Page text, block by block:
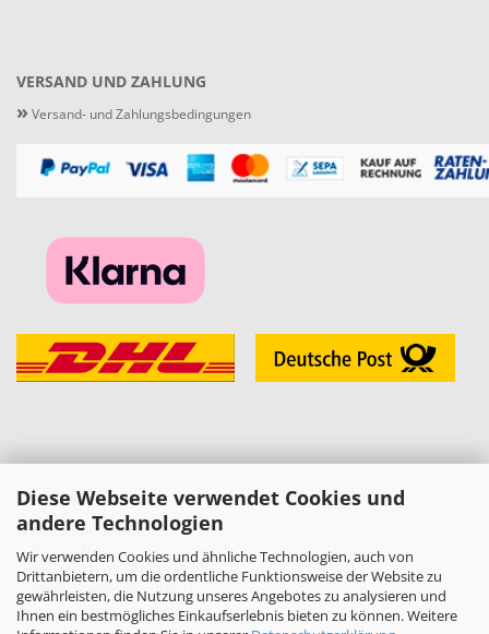
Diese Webseite verwendet Cookies und
andere Technologien
Wir verwenden Cookies und ähnliche Technologien, auch von
Drittanbietern, um die ordentliche Funktionsweise der Website zu
gewährleisten, die Nutzung unseres Angebotes zu analysieren und
Ihnen ein bestmögliches Einkaufserlebnis bieten zu können. Weitere
VERSAND UND ZAHLUNG
» Versand- und Zahlungsbedingungen
KONTAKT
» Melzer Modellbau
Daniel Melzer
Alte Halberstädter Straße 22
38889 Blankenburg (Harz)
» Telefon: 03944-3665950